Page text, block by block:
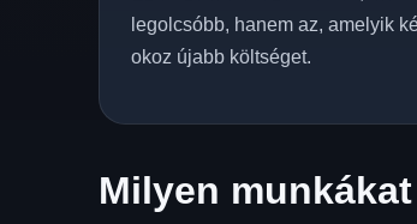
legolcsóbb, hanem az, amelyik
okoz újabb költséget.
Milyen